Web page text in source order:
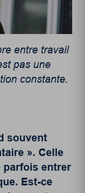
entre travail
pas une
constante.
souvent
». Celle
parfois entrer
Est-ce